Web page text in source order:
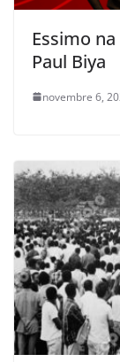
Essimo
Paul Biya
novembre 6,